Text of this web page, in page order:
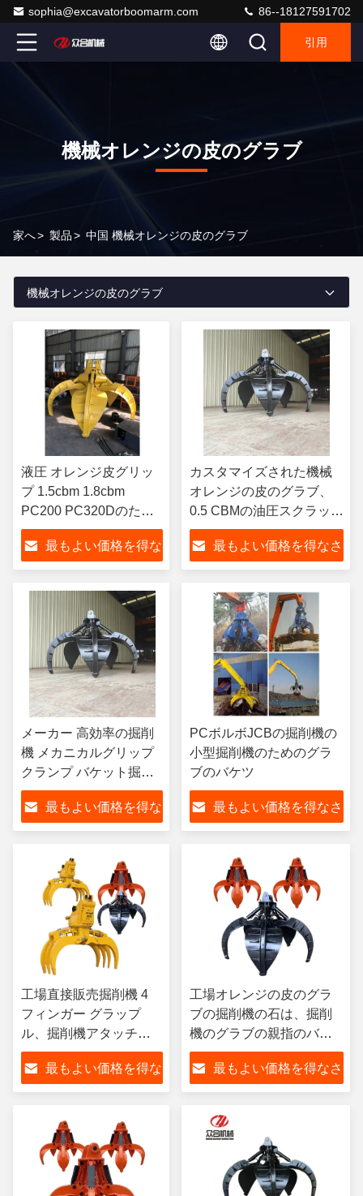
sophia@excavatorboomarm.com 86--18127591702
引用
機械オレンジの皮のグラブ
家へ> 製品> 中国 機械オレンジの皮のグラブ
機械オレンジの皮のグラブ
液圧 オレンジ皮グリッ
プ 1.5cbm 1.8cbm
PC200 PC320Dのため
に
最もよい価格を得な
カスタマイズされた機械
オレンジの皮のグラブ、
0.5 CBMの油圧スクラップ
のグラブ0.7 CBM
最もよい価格を得なさ
メーカー 高効率の掘削
機 メカニカルグリップ
クランプ バケット掘削
機
PC100,ZX110,PC320,PC324
最もよい価格を得な
PCボルボJCBの掘削機の
小型掘削機のためのグラ
ブのバケツ
最もよい価格を得なさ
工場直接販売掘削機 4
フィンガー グラップ
ル、掘削機アタッチメ
ント 10 トン 15 トン 20
トン掘削機用
最もよい価格を得な
工場オレンジの皮のグラ
ブの掘削機の石は、掘削
機のグラブの親指のバケ
ツ取り組む
最もよい価格を得なさ